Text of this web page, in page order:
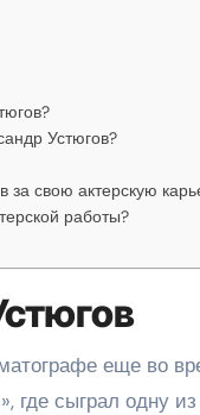
Устюгов?
за свою актерскую
работы?
еще во
сыграл одну